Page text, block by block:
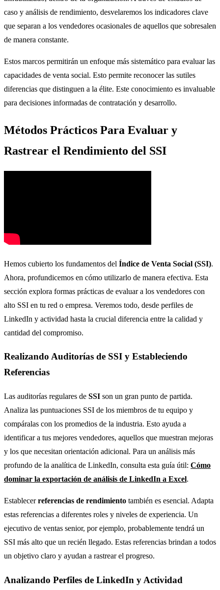
caso y análisis de rendimiento, desvelaremos los indicadores clave
que separan a los vendedores ocasionales de aquellos que sobresalen
de manera constante.
Estos marcos permitirán un enfoque más sistemático para evaluar las
capacidades de venta social. Esto permite reconocer las sutiles
diferencias que distinguen a la élite. Este conocimiento es invaluable
para decisiones informadas de contratación y desarrollo.
Métodos Prácticos Para Evaluar y
Rastrear el Rendimiento del SSI
Hemos cubierto los fundamentos del Índice de Venta Social (SSI).
Ahora, profundicemos en cómo utilizarlo de manera efectiva. Esta
sección explora formas prácticas de evaluar a los vendedores con
alto SSI en tu red o empresa. Veremos todo, desde perfiles de
LinkedIn y actividad hasta la crucial diferencia entre la calidad y
cantidad del compromiso.
Realizando Auditorías de SSI y Estableciendo
Referencias
Las auditorías regulares de SSI son un gran punto de partida.
Analiza las puntuaciones SSI de los miembros de tu equipo y
compáralas con los promedios de la industria. Esto ayuda a
identificar a tus mejores vendedores, aquellos que muestran mejoras
y los que necesitan orientación adicional. Para un análisis más
profundo de la analítica de LinkedIn, consulta esta guía útil: Cómo
dominar la exportación de análisis de LinkedIn a Excel.
Establecerreferencias de rendimiento también es esencial. Adapta
estas referencias a diferentes roles y niveles de experiencia. Un
ejecutivo de ventas senior, por ejemplo, probablemente tendrá un
SSI más alto que un recién llegado. Estas referencias brindan a todos
un objetivo claro y ayudan a rastrear el progreso.
Analizando Perfiles de LinkedIn y Actividad